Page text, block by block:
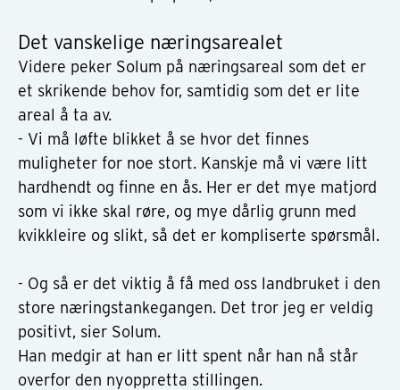
Det vanskelige næringsarealet
Videre peker Solum på næringsareal som det er
et skrikende behov for, samtidig som det er lite
areal å ta av.
- Vi må løfte blikket å se hvor det finnes
muligheter for noe stort. Kanskje må vi være litt
hardhendt og finne en ås. Her er det mye matjord
som vi ikke skal røre, og mye dårlig grunn med
kvikkleire og slikt, så det er kompliserte spørsmål.
- Og så er det viktig å få med oss landbruket i den
store næringstankegangen. Det tror jeg er veldig
positivt, sier Solum.
Han medgir at han er litt spent når han nå står
overfor den nyoppretta stillingen.